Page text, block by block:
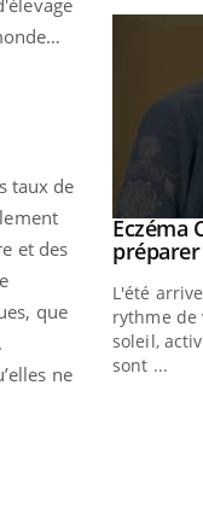
taux de
et des
que
ne
et si on
de type 2
les
soignants.
Youtube
Eczéma
préparer
L'été
rythme de
soleil,
sont ...